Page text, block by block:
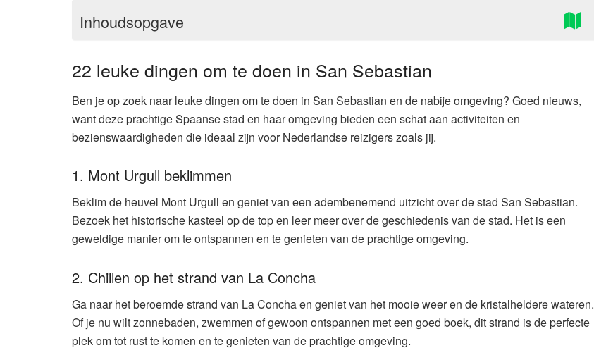
Inhoudsopgave
22 leuke dingen om te doen in San Sebastian
Ben je op zoek naar leuke dingen om te doen in San Sebastian en de nabije omgeving? Goed nieuws,
want deze prachtige Spaanse stad en haar omgeving bieden een schat aan activiteiten en
bezienswaardigheden die ideaal zijn voor Nederlandse reizigers zoals jij.
1. Mont Urgull beklimmen
Beklim de heuvel Mont Urgull en geniet van een adembenemend uitzicht over de stad San Sebastian.
Bezoek het historische kasteel op de top en leer meer over de geschiedenis van de stad. Het is een
geweldige manier om te ontspannen en te genieten van de prachtige omgeving.
2. Chillen op het strand van La Concha
Ga naar het beroemde strand van La Concha en geniet van het mooie weer en de kristalheldere wateren.
Of je nu wilt zonnebaden, zwemmen of gewoon ontspannen met een goed boek, dit strand is de perfecte
plek om tot rust te komen en te genieten van de prachtige omgeving.